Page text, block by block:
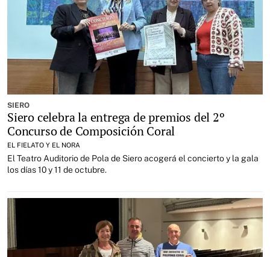
SIERO
Siero celebra la entrega de premios del 2º
Concurso de Composición Coral
EL FIELATO Y EL NORA
El Teatro Auditorio de Pola de Siero acogerá el concierto y la gala
los días 10 y 11 de octubre.